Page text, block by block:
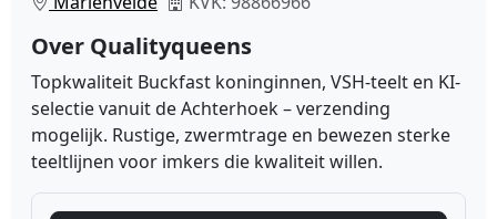
Over Qualityqueens
Topkwaliteit Buckfast koninginnen, VSH-teelt en KI-
selectie vanuit de Achterhoek – verzending
mogelijk. Rustige, zwermtrage en bewezen sterke
teeltlijnen voor imkers die kwaliteit willen.